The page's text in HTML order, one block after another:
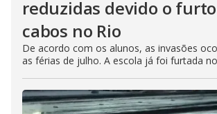
reduzidas devido o
cabos no Rio
De acordo com os alunos, as invasões
as férias de julho. A escola já foi furtada